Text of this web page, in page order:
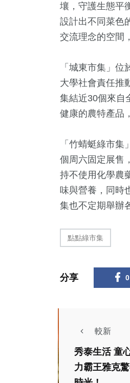
壤，守護生態平
設計出不同菜色
交流理念的空間
「城東市集」
大學社會責任推
集結近30個來自
健康的農特產品
「竹蜻蜓綠市
個周六固定展售
持不使用化學農
味與營養，同時
集也不定期舉辦
點點綠市集
分享
較新
秀泰生活 童
力霸王雅克
生活 健康及